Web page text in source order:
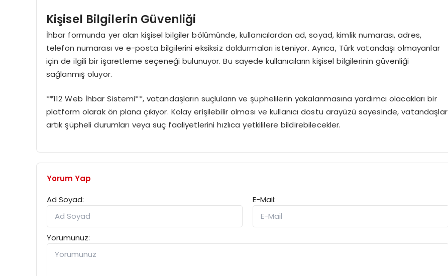
Kişisel Bilgilerin Güvenliği
İhbar formunda yer alan kişisel bilgiler bölümünde, kullanıcılardan ad, soyad, kimlik numarası, adres,
telefon numarası ve e-posta bilgilerini eksiksiz doldurmaları isteniyor. Ayrıca, Türk vatandaşı olmayanlar
için de ilgili bir işaretleme seçeneği bulunuyor. Bu sayede kullanıcıların kişisel bilgilerinin güvenliği
sağlanmış oluyor.
**112 Web İhbar Sistemi**, vatandaşların suçluların ve şüphelilerin yakalanmasına yardımcı olacakları bir
platform olarak ön plana çıkıyor. Kolay erişilebilir olması ve kullanıcı dostu arayüzü sayesinde, vatandaşlar
artık şüpheli durumları veya suç faaliyetlerini hızlıca yetkililere bildirebilecekler.
Yorum Yap
Ad Soyad:
E-Mail:
Yorumunuz: